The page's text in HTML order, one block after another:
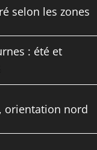
selon les zones
: été et
orientation nord